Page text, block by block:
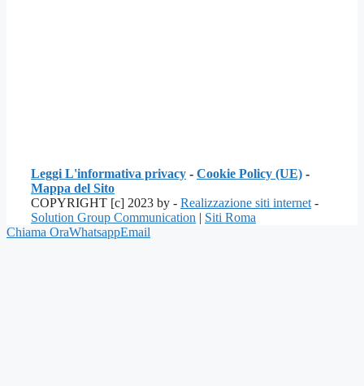
Leggi L'informativa privacy - Cookie Policy (UE) -
Mappa del Sito
COPYRIGHT [c] 2023 by - Realizzazione siti internet -
Solution Group Communication | Siti Roma
Chiama OraWhatsappEmail